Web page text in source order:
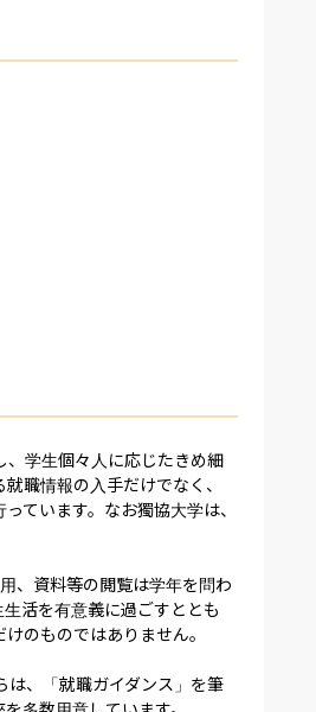
学生個々人に応じたきめ細
職情報の入手だけでなく、
ています。なお獨協大学は、
、資料等の閲覧は学年を問わ
活を有意義に過ごすととも
のものではありません。
、「就職ガイダンス」を筆